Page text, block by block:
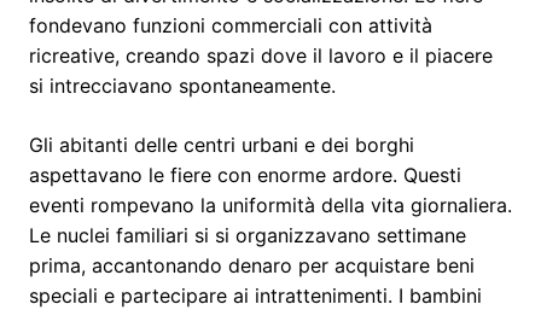
fondevano funzioni commerciali con attività
ricreative, creando spazi dove il lavoro e il piacere
si intrecciavano spontaneamente.
Gli abitanti delle centri urbani e dei borghi
aspettavano le fiere con enorme ardore. Questi
eventi rompevano la uniformità della vita giornaliera.
Le nuclei familiari si si organizzavano settimane
prima, accantonando denaro per acquistare beni
speciali e partecipare ai intrattenimenti. I bambini